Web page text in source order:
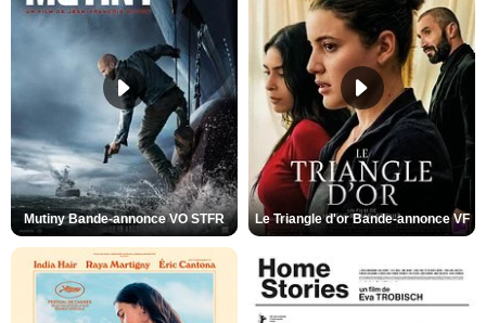
Mutiny Bande-annonce VO STFR Le Triangle d'or Bande-annonce VF